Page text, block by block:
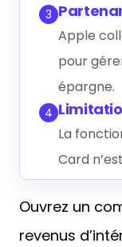
3
Apple
pour
épargne.
4
La
Card
Ouvrez un
revenus